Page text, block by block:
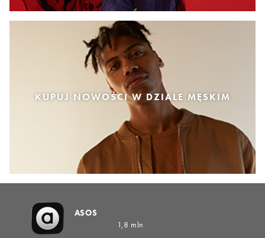
KUPUJ NOWOŚCI W DZIALE MĘSKIM
ASOS
1,8 mln